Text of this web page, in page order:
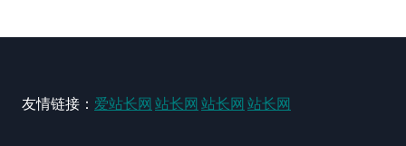
友情链接： 爱站长网 站长网 站长网 站长网